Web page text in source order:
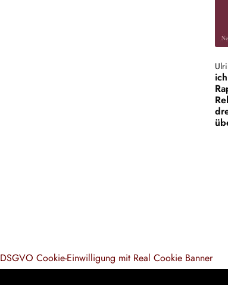
DSGVO Cookie-Einwilligung mit Real Cookie Banner